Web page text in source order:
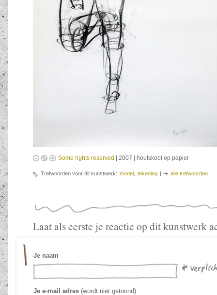
Some rights reserved | 2007 | houtskool op papier
Trefwoorden voor dit kunstwerk: model , tekening alle trefwoorden
Laat als eerste je reactie op dit kunstwerk
Je naam
Je e-mail adres (wordt niet getoond)